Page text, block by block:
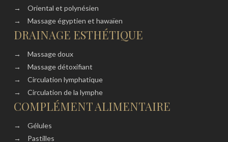
→
Oriental et polynésien
→
Massage égyptien et hawaïen
DRAINAGE ESTHÉTIQUE
→
Massage doux
→
Massage détoxifiant
→
Circulation lymphatique
→
Circulation de la lymphe
COMPLÉMENT ALIMENTAIRE
→
Gélules
→
Pastilles